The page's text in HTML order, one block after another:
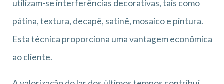
utilizam-se interferências decorativas, tais como
pátina, textura, decapê, satinê, mosaico e pintura.
Esta técnica proporciona uma vantagem econômica
ao cliente.